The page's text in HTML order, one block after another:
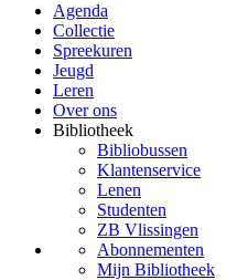
Agenda
Collectie
Spreekuren
Jeugd
Leren
Over ons
Bibliotheek
Bibliobussen
Klantenservice
Lenen
Studenten
ZB Vlissingen
Abonnementen
Mijn Bibliotheek